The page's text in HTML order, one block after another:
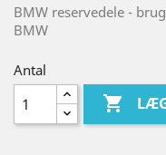
BMW reservedele -
BMW
Antal
